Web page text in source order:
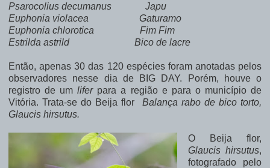
Psarocolius decumanus Japu
Euphonia violacea Gaturamo
Euphonia chlorotica Fim Fim
Estrilda astrild Bico de lacre
Então, apenas 30 das 120 espécies foram anotadas pelos
observadores nesse dia de BIG DAY. Porém, houve o
registro de umlifer para a região e para o município de
Vitória. Trata-se do Beija flor Balança rabo de bico torto,
Glaucis hirsutus.
O Beija flor,
Glaucis hirsutus,
fotografado pelo